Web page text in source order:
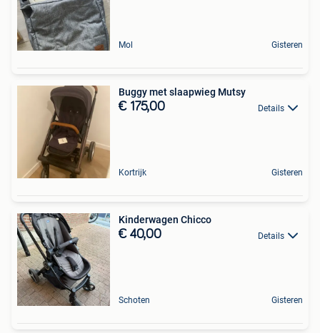
Mol Gisteren
Buggy met slaapwieg Mutsy
€ 175,00 Details
Kortrijk Gisteren
Kinderwagen Chicco
€ 40,00 Details
Schoten Gisteren